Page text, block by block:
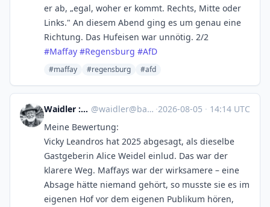
er ab, „egal, woher er kommt. Rechts, Mitte oder
Links." An diesem Abend ging es um genau eine
Richtung. Das Hufeisen war unnötig. 2/2
#Maffay #Regensburg #AfD
#maffay #regensburg #afd
Waidler :mastodon: @waidler@bayerwald.social ·2026-08-05 · 14:14 UTC
Meine Bewertung:
Vicky Leandros hat 2025 abgesagt, als dieselbe
Gastgeberin Alice Weidel einlud. Das war der
klarere Weg. Maffays war der wirksamere – eine
Absage hätte niemand gehört, so musste sie es im
eigenen Hof vor dem eigenen Publikum hören,